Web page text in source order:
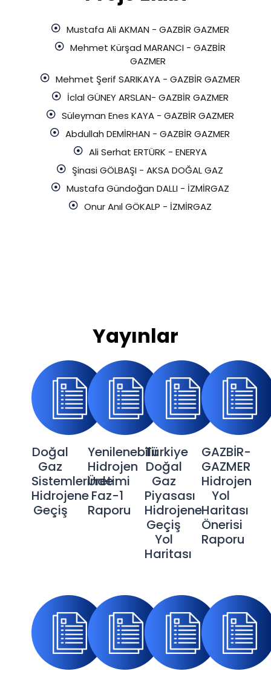
Mustafa Ali AKMAN - GAZBİR GAZMER
Mehmet Kürşad MARANCI - GAZBİR
GAZMER
Mehmet Şerif SARIKAYA - GAZBİR GAZMER
İclal GÜNEY ARSLAN- GAZBİR GAZMER
Süleyman Enes KAYA - GAZBİR GAZMER
Abdullah DEMİRHAN - GAZBİR GAZMER
Ali Serhat ERTÜRK - ENERYA
Şinasi GÖLBAŞI - AKSA DOĞAL GAZ
Mustafa Gündoğan DALLI - İZMİRGAZ
Onur Anıl GÖKALP - İZMİRGAZ
Yayınlar
Doğal
Gaz
Sistemlerinde
Hidrojene
Geçiş
Yenilenebilir
Hidrojen
Üretimi
Faz-1
Raporu
Türkiye
Doğal
Gaz
Piyasası
Hidrojene
Geçiş
Yol
Haritası
GAZBİR-
GAZMER
Hidrojen
Yol
Haritası
Önerisi
Raporu